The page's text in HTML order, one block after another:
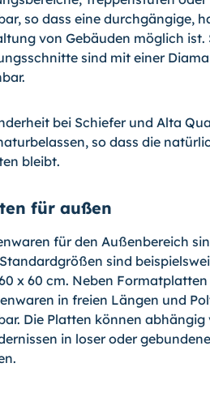
so dass eine durchgängige,
von Gebäuden möglich ist.
sind mit einer
bei Schiefer und Alta
so dass die
bleibt.
für außen
für den Außenbereich
sind
x 60 cm. Neben
in freien Längen und
Die Platten können
in loser oder